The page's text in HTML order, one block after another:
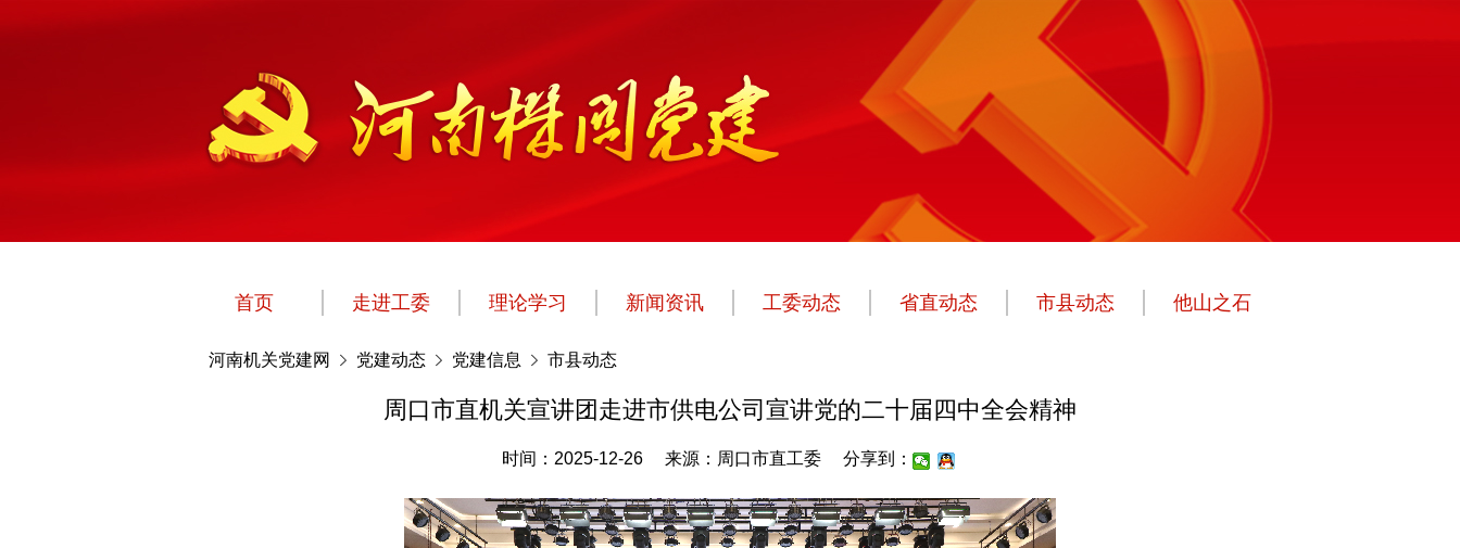
首页 走进工委 理论学习 新闻资讯 工委动态 省直动态 市县动态 他山之石
河南机关党建网 党建动态 党建信息 市县动态
周口市直机关宣讲团走进市供电公司宣讲党的二十届四中全会精神
时间：2025-12-26 来源：周口市直工委 分享到：